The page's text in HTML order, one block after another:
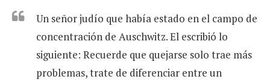
Un señor judío que había estado en el campo de
concentración de Auschwitz. El escribió lo
siguiente: Recuerde que quejarse solo trae más
problemas, trate de diferenciar entre un